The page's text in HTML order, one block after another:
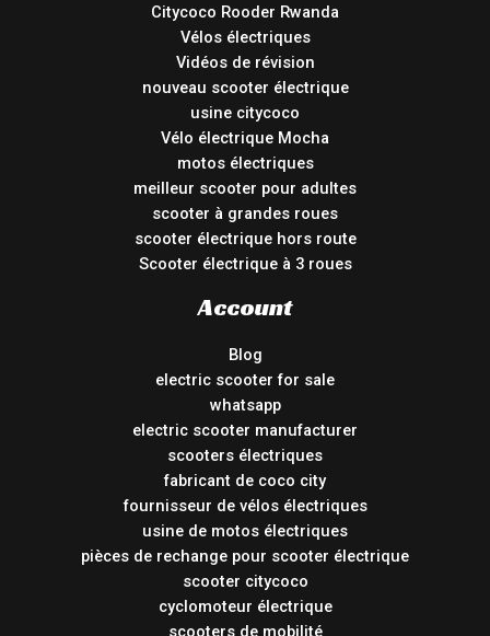
Citycoco Rooder Rwanda
Vélos électriques
Vidéos de révision
nouveau scooter électrique
usine citycoco
Vélo électrique Mocha
motos électriques
meilleur scooter pour adultes
scooter à grandes roues
scooter électrique hors route
Scooter électrique à 3 roues
Account
Blog
electric scooter for sale
whatsapp
electric scooter manufacturer
scooters électriques
fabricant de coco city
fournisseur de vélos électriques
usine de motos électriques
pièces de rechange pour scooter électrique
scooter citycoco
cyclomoteur électrique
scooters de mobilité